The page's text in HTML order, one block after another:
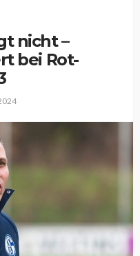
nicht –
bei Rot-